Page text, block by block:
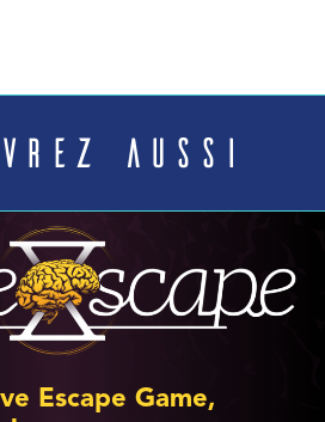
aussi
Escape Game,